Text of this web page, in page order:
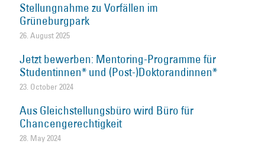
Stellungnahme zu Vorfällen im
Grüneburgpark
26. August 2025
Jetzt bewerben: Mentoring-Programme für
Studentinnen* und (Post-)Doktorandinnen*
23. October 2024
Aus Gleichstellungsbüro wird Büro für
Chancengerechtigkeit
28. May 2024